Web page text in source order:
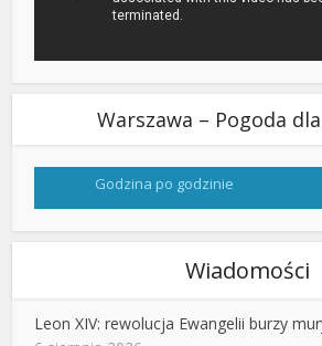
Warszawa – Pogoda
Godzina po godzinie
Wiadomości
Leon XIV: rewolucja Ewangelii burzy